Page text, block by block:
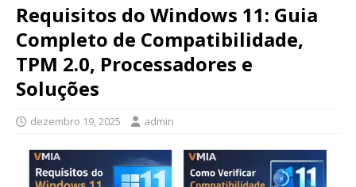
Requisitos do Windows 11: Guia
Completo de Compatibilidade,
TPM 2.0, Processadores e
Soluções
dezembro 19, 2025 admin